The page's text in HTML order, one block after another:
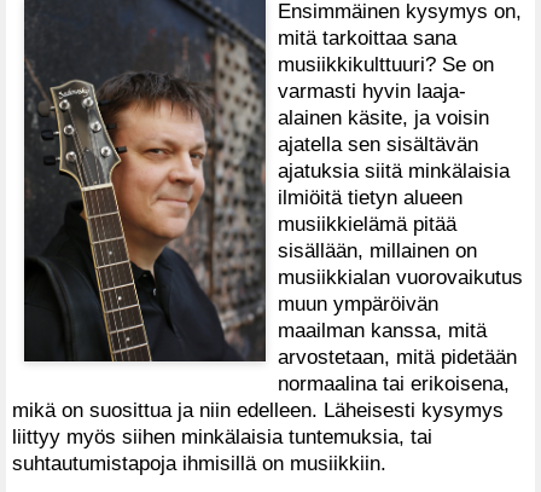
Ensimmäinen kysymys on,
mitä tarkoittaa sana
musiikkikulttuuri? Se on
varmasti hyvin laaja-
alainen käsite, ja voisin
ajatella sen sisältävän
ajatuksia siitä minkälaisia
ilmiöitä tietyn alueen
musiikkielämä pitää
sisällään, millainen on
musiikkialan vuorovaikutus
muun ympäröivän
maailman kanssa, mitä
arvostetaan, mitä pidetään
normaalina tai erikoisena,
mikä on suosittua ja niin edelleen. Läheisesti kysymys
liittyy myös siihen minkälaisia tuntemuksia, tai
suhtautumistapoja ihmisillä on musiikkiin.